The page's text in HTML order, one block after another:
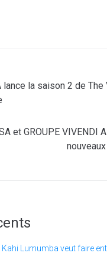
lance la saison 2 de
et GROUPE VIVENDI
Kahi Lumumba veut faire